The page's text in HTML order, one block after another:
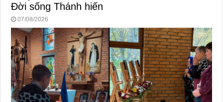
Đời sống Thánh hiến
07/08/2026